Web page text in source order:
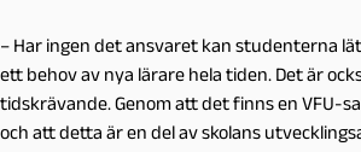
– Har ingen det ansvaret kan studenterna
ett behov av nya lärare hela tiden. Det är
tidskrävande. Genom att det finns en VFU-
och att detta är en del av skolans